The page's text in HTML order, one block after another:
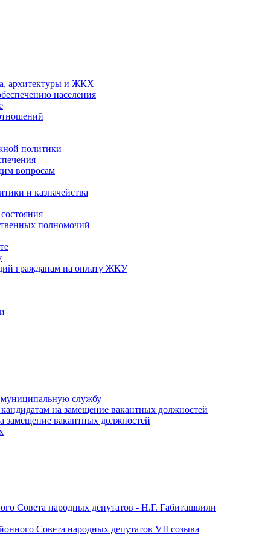
архитектуры и ЖКХ
населения
политики
вопросам
и казначейства
полномочий
гражданам на оплату ЖКУ
службу
на замещение вакантных должностей
замещение вакантных должностей
Совета народных депутатов - Н.Г. Габиташвили
Совета народных депутатов VII созыва